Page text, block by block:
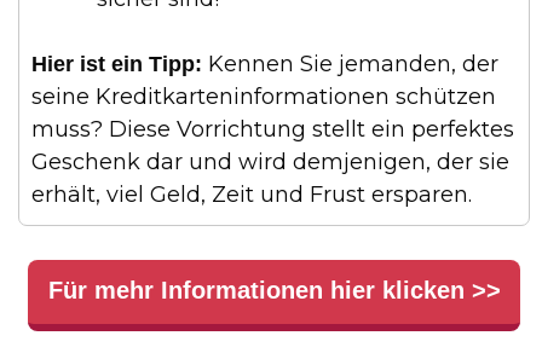
Hier ist ein Tipp: Kennen Sie jemanden, der
seine Kreditkarteninformationen schützen
muss? Diese Vorrichtung stellt ein perfektes
Geschenk dar und wird demjenigen, der sie
erhält, viel Geld, Zeit und Frust ersparen.
Für mehr Informationen hier klicken >>